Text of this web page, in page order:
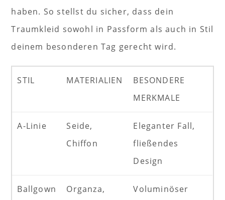
haben. So stellst du sicher, dass dein
Traumkleid sowohl in Passform als auch in Stil
deinem besonderen Tag gerecht wird.
STIL MATERIALIEN
BESONDERE
MERKMALE
A-Linie
Seide,
Chiffon
Eleganter Fall,
fließendes
Design
Ballgown
Organza,
Voluminöser